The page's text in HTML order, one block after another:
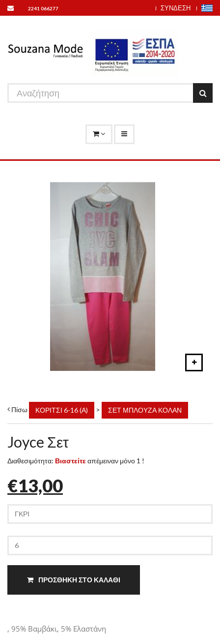
2241 066277 ΣΥΝΔΕΣΗ
Πίσω ΚΟΡΙΤΣΙ 6-16 (Α) > ΣΕΤ ΜΠΛΟΥΖΑ ΚΟΛΑΝ
Joyce Σετ
Διαθεσιμότητα: Βιαστείτεαπέμειναν μόνο 1 !
€13,00
ΠΡΟΣΘΗΚΗ ΣΤΟ ΚΑΛΑΘΙ
, 95% Βαμβάκι, 5% Ελαστάνη